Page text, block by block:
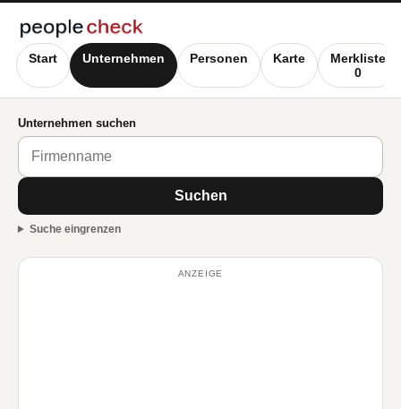
Start Unternehmen Personen Karte
Merkliste
0
Unternehmen suchen
Suchen
Suche eingrenzen
ANZEIGE